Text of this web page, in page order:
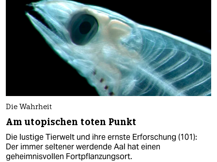
Die Wahrheit
Am utopischen toten Punkt
Die lustige Tierwelt und ihre ernste Erforschung (101):
Der immer seltener werdende Aal hat einen
geheimnisvollen Fortpflanzungsort.